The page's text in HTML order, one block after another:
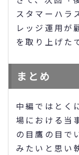
スタマーハラ
レッジ運用が
を取り上げた
まとめ
中編ではとく
場における当
の目鷹の目で
みたいと思い